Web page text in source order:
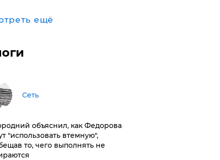
ещё
Сеть
объяснил, как Федорова
"использовать втемную",
то, чего выполнять не